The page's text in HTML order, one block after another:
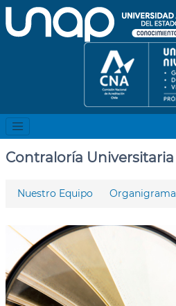
Contraloría Universitaria
Nuestro Equipo Organigrama